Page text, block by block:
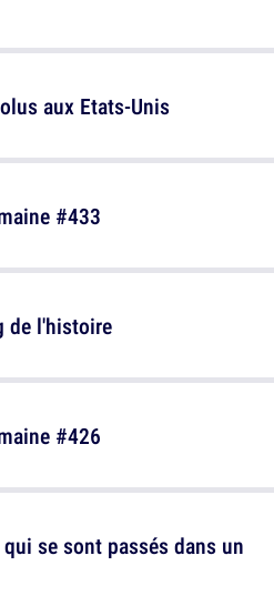
aux Etats-Unis
de l'histoire
se sont passés dans un
#433
#426